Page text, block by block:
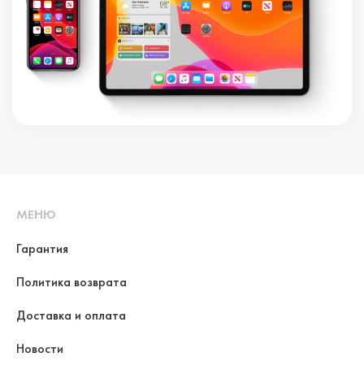
МЕНЮ
Гарантия
Политика возврата
Доставка и оплата
Новости